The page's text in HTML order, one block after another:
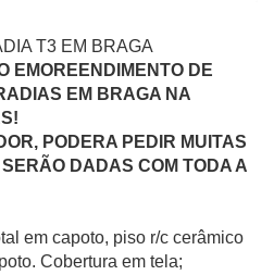
T3 EM BRAGA
EMOREENDIMENTO DE
EM BRAGA NA
PODERA PEDIR MUITAS
DADAS COM TODA A
em capoto, piso r/c cerâmico
Cobertura em tela;